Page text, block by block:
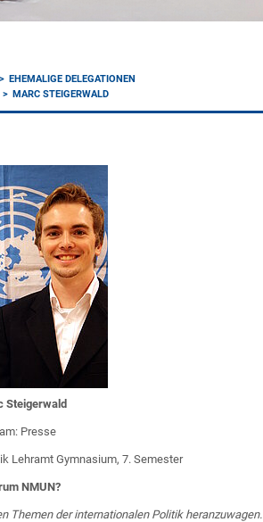
EHEMALIGE DELEGATIONEN
MARC STEIGERWALD
Steigerwald
Presse
Lehramt Gymnasium, 7. Semester
NMUN?
Themen der internationalen Politik heranzuwagen.